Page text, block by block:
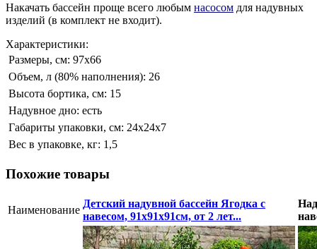
Накачать бассейн проще всего любым насосом для надувных
изделий (в комплект не входит).
Характеристики:
Размеры, см: 97х66
Объем, л (80% наполнения): 26
Высота бортика, см: 15
Надувное дно: есть
Габариты упаковки, см: 24х24х7
Вес в упаковке, кг: 1,5
Похожие товары
Наименование
Детский надувной бассейн Ягодка с
навесом, 91x91x91см, от 2 лет...